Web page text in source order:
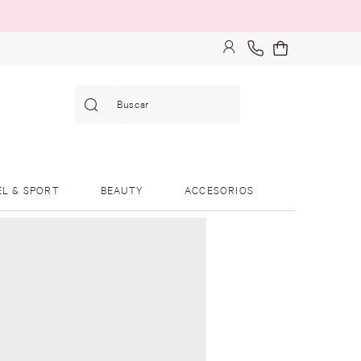
& SPORT BEAUTY ACCESORIOS